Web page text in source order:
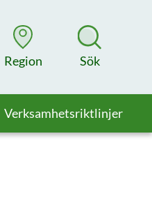
Region Sök
Verksamhetsriktlinjer